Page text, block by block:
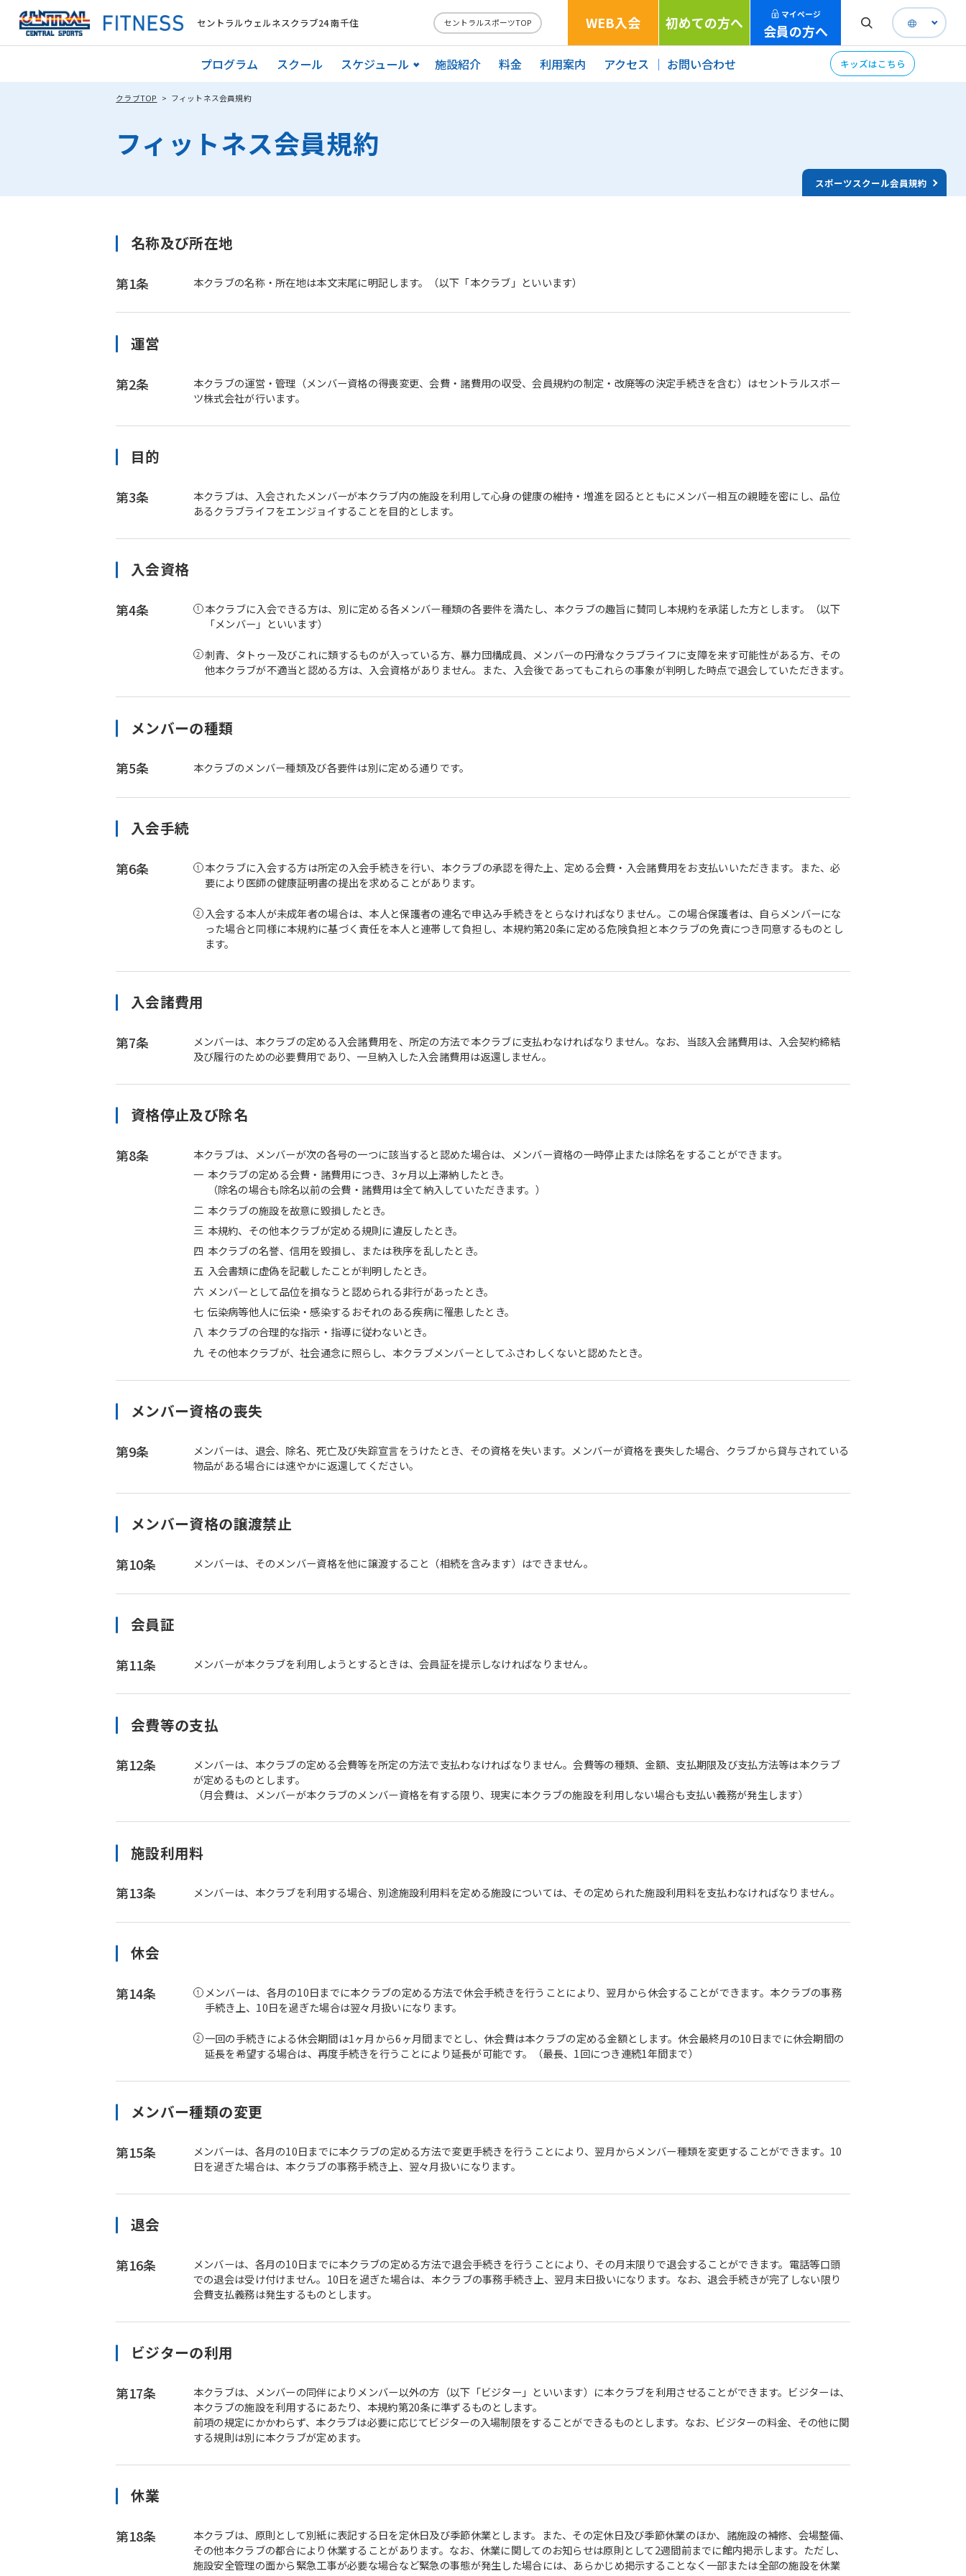
セントラルウェルネスクラブ24 南千住 セントラルスポーツTOP WEB入会 初めての方へ マイページ
会員の方へ
プログラム スクール スケジュール 施設紹介 料金 利用案内 アクセス お問い合わせ キッズはこちら
クラブTOP フィットネス会員規約
フィットネス会員規約
スポーツスクール会員規約
名称及び所在地
第1条 本クラブの名称・所在地は本文末尾に明記します。（以下「本クラブ」といいます）
運営
第2条
本クラブの運営・管理（メンバー資格の得喪変更、会費・諸費用の収受、会員規約の制定・改廃等の決定手続きを含む）はセントラルスポー
ツ株式会社が行います。
目的
第3条
本クラブは、入会されたメンバーが本クラブ内の施設を利用して心身の健康の維持・増進を図るとともにメンバー相互の親睦を密にし、品位
あるクラブライフをエンジョイすることを目的とします。
入会資格
第4条
本クラブに入会できる方は、別に定める各メンバー種類の各要件を満たし、本クラブの趣旨に賛同し本規約を承諾した方とします。（以下
「メンバー」といいます）
刺青、タトゥー及びこれに類するものが入っている方、暴力団構成員、メンバーの円滑なクラブライフに支障を来す可能性がある方、その
他本クラブが不適当と認める方は、入会資格がありません。また、入会後であってもこれらの事象が判明した時点で退会していただきます。
メンバーの種類
第5条 本クラブのメンバー種類及び各要件は別に定める通りです。
入会手続
第6条
本クラブに入会する方は所定の入会手続きを行い、本クラブの承認を得た上、定める会費・入会諸費用をお支払いいただきます。また、必
要により医師の健康証明書の提出を求めることがあります。
入会する本人が未成年者の場合は、本人と保護者の連名で申込み手続きをとらなければなりません。この場合保護者は、自らメンバーにな
った場合と同様に本規約に基づく責任を本人と連帯して負担し、本規約第20条に定める危険負担と本クラブの免責につき同意するものとし
ます。
入会諸費用
第7条
メンバーは、本クラブの定める入会諸費用を、所定の方法で本クラブに支払わなければなりません。なお、当該入会諸費用は、入会契約締結
及び履行のための必要費用であり、一旦納入した入会諸費用は返還しません。
資格停止及び除名
第8条
本クラブは、メンバーが次の各号の一つに該当すると認めた場合は、メンバー資格の一時停止または除名をすることができます。
一 本クラブの定める会費・諸費用につき、3ヶ月以上滞納したとき。
（除名の場合も除名以前の会費・諸費用は全て納入していただきます。）
二 本クラブの施設を故意に毀損したとき。
三 本規約、その他本クラブが定める規則に違反したとき。
四 本クラブの名誉、信用を毀損し、または秩序を乱したとき。
五 入会書類に虚偽を記載したことが判明したとき。
六 メンバーとして品位を損なうと認められる非行があったとき。
七 伝染病等他人に伝染・感染するおそれのある疾病に罹患したとき。
八 本クラブの合理的な指示・指導に従わないとき。
九 その他本クラブが、社会通念に照らし、本クラブメンバーとしてふさわしくないと認めたとき。
メンバー資格の喪失
第9条
メンバーは、退会、除名、死亡及び失踪宣言をうけたとき、その資格を失います。メンバーが資格を喪失した場合、クラブから貸与されている
物品がある場合には速やかに返還してください。
メンバー資格の譲渡禁止
第10条 メンバーは、そのメンバー資格を他に譲渡すること（相続を含みます）はできません。
会員証
第11条 メンバーが本クラブを利用しようとするときは、会員証を提示しなければなりません。
会費等の支払
第12条
メンバーは、本クラブの定める会費等を所定の方法で支払わなければなりません。会費等の種類、金額、支払期限及び支払方法等は本クラブ
が定めるものとします。
（月会費は、メンバーが本クラブのメンバー資格を有する限り、現実に本クラブの施設を利用しない場合も支払い義務が発生します）
施設利用料
第13条 メンバーは、本クラブを利用する場合、別途施設利用料を定める施設については、その定められた施設利用料を支払わなければなりません。
休会
第14条
メンバーは、各月の10日までに本クラブの定める方法で休会手続きを行うことにより、翌月から休会することができます。本クラブの事務
手続き上、10日を過ぎた場合は翌々月扱いになります。
一回の手続きによる休会期間は1ヶ月から6ヶ月間までとし、休会費は本クラブの定める金額とします。休会最終月の10日までに休会期間の
延長を希望する場合は、再度手続きを行うことにより延長が可能です。（最長、1回につき連続1年間まで）
メンバー種類の変更
第15条
メンバーは、各月の10日までに本クラブの定める方法で変更手続きを行うことにより、翌月からメンバー種類を変更することができます。10
日を過ぎた場合は、本クラブの事務手続き上、翌々月扱いになります。
退会
第16条
メンバーは、各月の10日までに本クラブの定める方法で退会手続きを行うことにより、その月末限りで退会することができます。電話等口頭
での退会は受け付けません。10日を過ぎた場合は、本クラブの事務手続き上、翌月末日扱いになります。なお、退会手続きが完了しない限り
会費支払義務は発生するものとします。
ビジターの利用
第17条
本クラブは、メンバーの同伴によりメンバー以外の方（以下「ビジター」といいます）に本クラブを利用させることができます。ビジターは、
本クラブの施設を利用するにあたり、本規約第20条に準ずるものとします。
前項の規定にかかわらず、本クラブは必要に応じてビジターの入場制限をすることができるものとします。なお、ビジターの料金、その他に関
する規則は別に本クラブが定めます。
休業
第18条
本クラブは、原則として別紙に表記する日を定休日及び季節休業とします。また、その定休日及び季節休業のほか、諸施設の補修、会場整備、
その他本クラブの都合により休業することがあります。なお、休業に関してのお知らせは原則として2週間前までに館内掲示します。ただし、
施設安全管理の面から緊急工事が必要な場合など緊急の事態が発生した場合には、あらかじめ掲示することなく一部または全部の施設を休業
For foreigners
English. Click the link below (start
the top page.
translated mechanically, so it may
not be an accurate translation.